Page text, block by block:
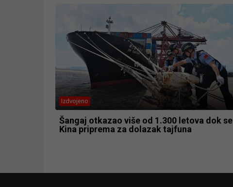
Izdvojeno
Šangaj otkazao više od 1.300 letova dok se
Kina priprema za dolazak tajfuna